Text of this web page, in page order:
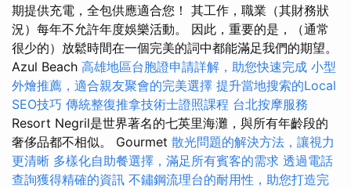
期提供充電，全包供應適合您！ 其工作，職業（其財務狀
況）每年不允許年度娛樂活動。 因此，重要的是，（通常
很少的）放鬆時間在一個完美的詞中都能滿足我們的期望。
Azul Beach 高雄地區台胞證申請詳解，助您快速完成 小型
外燴推薦，適合親友聚會的完美選擇 提升當地搜索的Local
SEO技巧 傳統整復推拿技術士證照課程 台北按摩服務
Resort Negril是世界著名的七英里海灘，與所有年齡段的
奢侈品都不相似。 Gourmet 散光問題的解決方法，讓視力
更清晰 多樣化自助餐選擇，滿足所有賓客的需求 透過電話
查詢獲得精確的資訊 不鏽鋼流理台的耐用性，助您打造完